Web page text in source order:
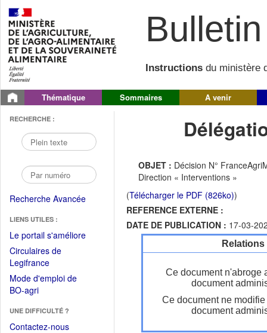
Instructions du ministère
Thématique Sommaires A venir
RECHERCHE :
Recherche Avancée
LIENS UTILES :
Le portail s'améliore(Fichier
Circulaires de
Legifrance(Ouvrir
dans
une
fenêtre)
Mode d'emploi de
BO-agri(Ouvrir
une
nouvelle
UNE DIFFICULTÉ ?
Contactez-nous
OBJET : Décision N°
Direction « Interventions »
(Télécharger le PDF (826ko))
REFERENCE EXTERNE :
DATE DE PUBLICATION : 17-03-
Ce document n'abroge
document
Ce document ne
document